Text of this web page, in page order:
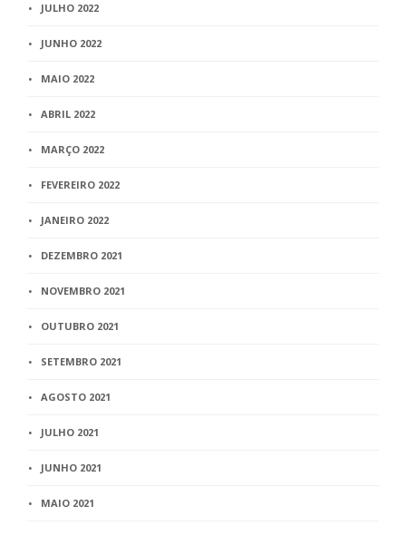
JULHO 2022
JUNHO 2022
MAIO 2022
ABRIL 2022
MARÇO 2022
FEVEREIRO 2022
JANEIRO 2022
DEZEMBRO 2021
NOVEMBRO 2021
OUTUBRO 2021
SETEMBRO 2021
AGOSTO 2021
JULHO 2021
JUNHO 2021
MAIO 2021